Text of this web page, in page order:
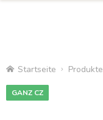
Startseite Produkte
GANZ CZ